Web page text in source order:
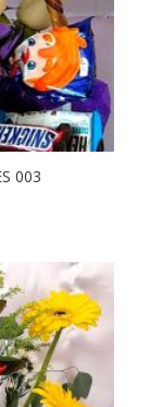
003